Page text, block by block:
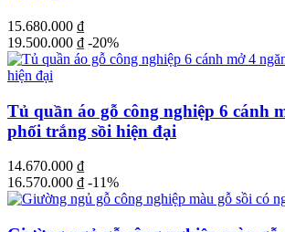
15.680.000 ₫
19.500.000 ₫ -20%
Tủ quần áo gỗ công nghiệp 6 cánh
phối trắng sồi hiện đại
14.670.000 ₫
16.570.000 ₫ -11%